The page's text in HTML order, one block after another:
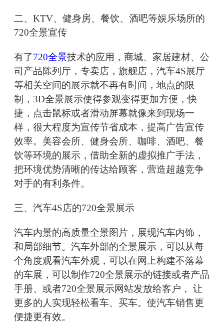
二、KTV、健身房、餐饮、酒吧等娱乐场所的
720全景宣传
有了720全景技术的应用，商城、家居建材、公
司产品陈列厅，专卖店，旗舰店，汽车4S展厅
等相关空间的展示就不再有时间，地点的限
制，3D全景展示使得参观变得更加方便，快
捷，点击鼠标或者滑动屏幕就像来到现场一
样，很大程度为宣传节省成本，提高广告宣传
效率。美容会所、健身会所、咖啡、酒吧、餐
饮等环境的展示，借助全新的虚拟推广手法，
把环境优势清晰的传达给顾客，营造超越竞争
对手的有利条件。
三、汽车4S店的720全景展示
汽车内景的高质量全景图片，展现汽车内饰，
和局部细节。汽车外部的全景展示，可以从每
个角度观看汽车外观，可以在网上构建不落幕
的车展，可以制作720全景展示的链接或者产品
手册、或者720全景展示网站发放给客户， 让
更多的人实现轻松看车、买车。使汽车销售更
便捷更有效。